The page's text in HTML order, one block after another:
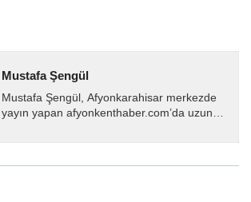
Mustafa Şengül
Mustafa Şengül, Afyonkarahisar merkezde
yayın yapan afyonkenthaber.com’da uzun
almakta, haber akışı...